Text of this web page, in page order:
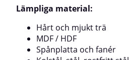
Lämpliga material:
Hårt och mjukt trä
MDF / HDF
Spånplatta och fanér